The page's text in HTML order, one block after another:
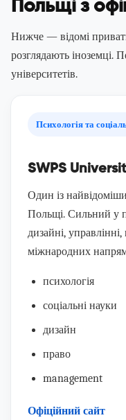
Польщі з
Нижче — відомі
розглядають іноземці.
університетів.
Психологія та
SWPS
Один із
Польщі. Сильний у
дизайні,
міжнародних
психологія
соціальні науки
дизайн
право
management
Офіційний сайт